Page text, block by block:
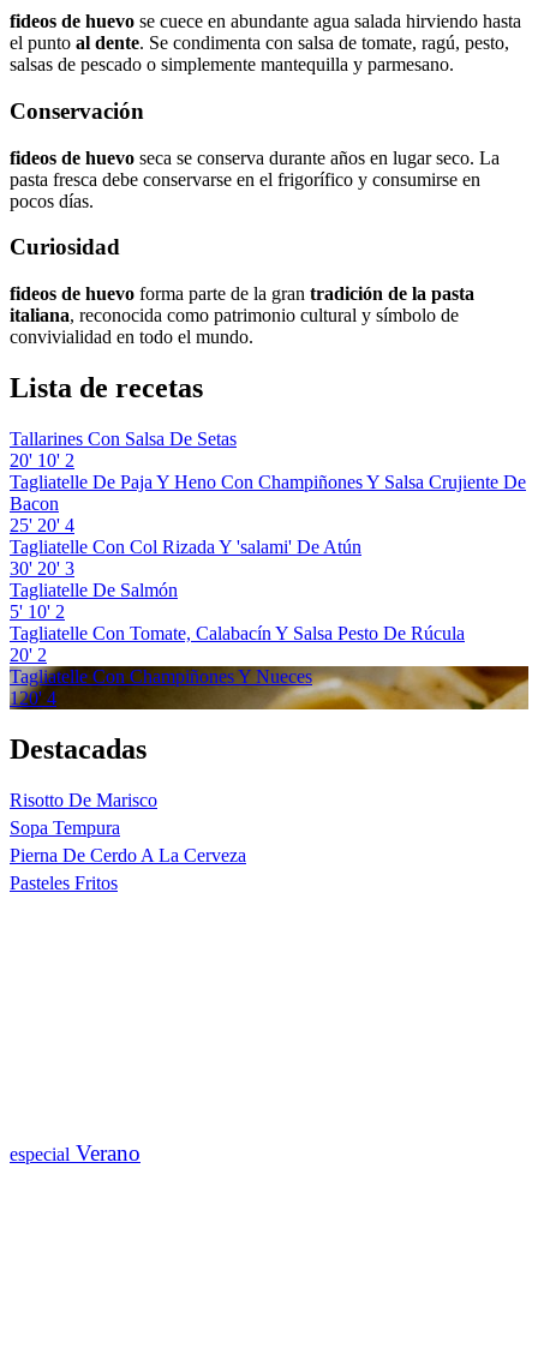
fideos de huevo se cuece en abundante agua salada hirviendo hasta
el punto al dente. Se condimenta con salsa de tomate, ragú, pesto,
salsas de pescado o simplemente mantequilla y parmesano.
Conservación
fideos de huevo seca se conserva durante años en lugar seco. La
pasta fresca debe conservarse en el frigorífico y consumirse en
pocos días.
Curiosidad
fideos de huevo forma parte de la gran tradición de la pasta
italiana, reconocida como patrimonio cultural y símbolo de
convivialidad en todo el mundo.
Lista de recetas
Tallarines Con Salsa De Setas
20' 10' 2
Tagliatelle De Paja Y Heno Con Champiñones Y Salsa Crujiente De
Bacon
25' 20' 4
Tagliatelle Con Col Rizada Y 'salami' De Atún
30' 20' 3
Tagliatelle De Salmón
5' 10' 2
Tagliatelle Con Tomate, Calabacín Y Salsa Pesto De Rúcula
20' 2
Tagliatelle Con Champiñones Y Nueces
120' 4
Destacadas
Risotto De Marisco
Sopa Tempura
Pierna De Cerdo A La Cerveza
Pasteles Fritos
especial Verano